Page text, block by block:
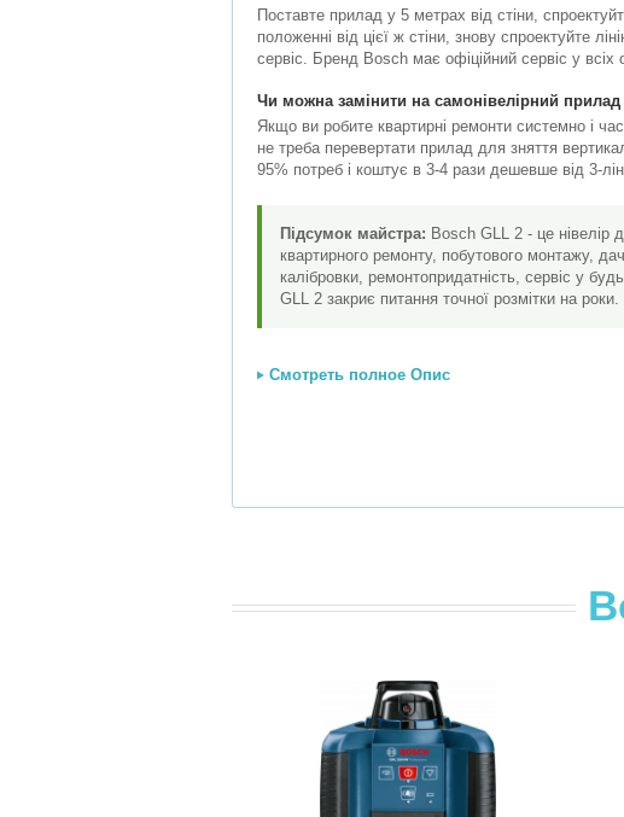
Поставте прилад у 5 метрах від стіни,
положенні від цієї ж стіни, знову спроектуйте
сервіс. Бренд Bosch має офіційний сервіс у всіх
Чи можна замінити на самонівелірний прилад
Якщо ви робите квартирні ремонти системно і
не треба перевертати прилад для зняття
95% потреб і коштує в 3-4 рази дешевше від 3-
Підсумок майстра: Bosch GLL 2 - це нівелір
квартирного ремонту, побутового монтажу,
калібровки, ремонтопридатність, сервіс у
GLL 2 закриє питання точної розмітки на
Смотреть полное Опис